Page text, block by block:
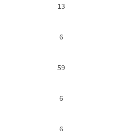
13
6
59
6
6